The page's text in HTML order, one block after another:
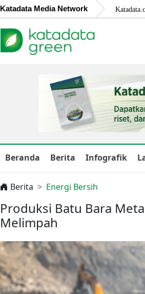
Katadata Media Network
Beranda Berita Infografik
Berita Energi Bersih
Produksi Batu Bara
Melimpah